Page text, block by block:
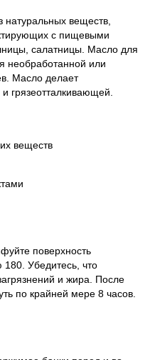
веществ,
с пищевыми
салатницы. Масло для
необработанной или
Масло делает
грязеотталкивающей.
веществ
поверхность
180. Убедитесь, что
и жира. После
по крайней мере 8 часов.